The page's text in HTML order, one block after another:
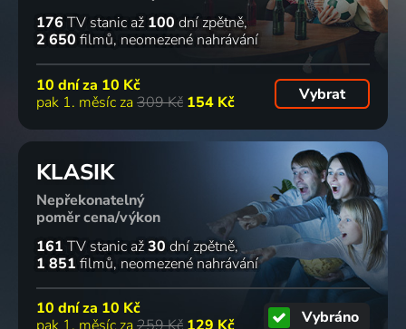
176 TV stanic až 100 dní zpětně
2 650 filmů neomezené nahrávání
10 dní za 10 Kč
pak 1. měsíc za 309 Kč 154 Kč Vybrat
KLASIK
Nepřekonatelný
poměr cena/výkon
161 TV stanic až30 dní zpětně
1 851 filmů neomezené nahrávání
10 dní za 10 Kč
Vybráno